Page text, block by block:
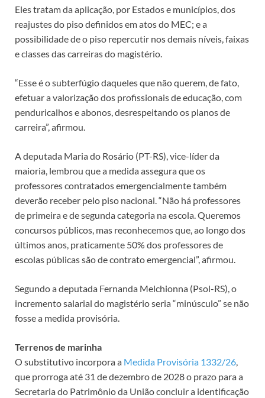
Eles tratam da aplicação, por Estados e municípios, dos
reajustes do piso definidos em atos do MEC; e a
possibilidade de o piso repercutir nos demais níveis, faixas
e classes das carreiras do magistério.
“Esse é o subterfúgio daqueles que não querem, de fato,
efetuar a valorização dos profissionais de educação, com
penduricalhos e abonos, desrespeitando os planos de
carreira”, afirmou.
A deputada Maria do Rosário (PT-RS), vice-líder da
maioria, lembrou que a medida assegura que os
professores contratados emergencialmente também
deverão receber pelo piso nacional. “Não há professores
de primeira e de segunda categoria na escola. Queremos
concursos públicos, mas reconhecemos que, ao longo dos
últimos anos, praticamente 50% dos professores de
escolas públicas são de contrato emergencial”, afirmou.
Segundo a deputada Fernanda Melchionna (Psol-RS), o
incremento salarial do magistério seria “minúsculo” se não
fosse a medida provisória.
Terrenos de marinha
O substitutivo incorpora a Medida Provisória 1332/26,
que prorroga até 31 de dezembro de 2028 o prazo para a
Secretaria do Patrimônio da União concluir a identificação